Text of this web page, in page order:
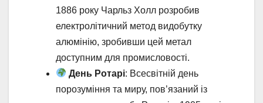
1886 року Чарльз Холл розробив
електролітичний метод видобутку
алюмінію, зробивши цей метал
доступним для промисловості.
День Ротарі: Всесвітній день
порозуміння та миру, пов’язаний із